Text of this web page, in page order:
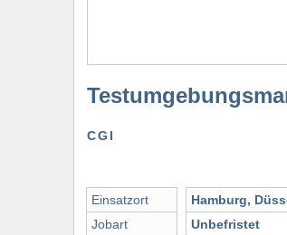
CGI
Einsatzort
Jobart
Hamburg,
Unbefristet